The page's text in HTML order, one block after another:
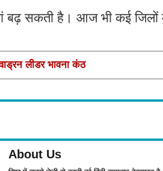
बढ़ सकती है। आज भी कई जिलों में
लीडर भावना कंठ
About Us